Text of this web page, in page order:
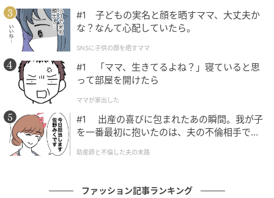
#1 子どもの実名と顔を晒すママ、大丈夫か
な？なんて心配していたら。
SNSに子供の顔を晒すママ
#1 「ママ、生きてるよね？」寝ていると思
って部屋を開けたら
ママが家出した
#1 出産の喜びに包まれたあの瞬間。我が子
を一番最初に抱いたのは、夫の不倫相手でし
助産師と不倫した夫の末路
ファッション記事ランキング